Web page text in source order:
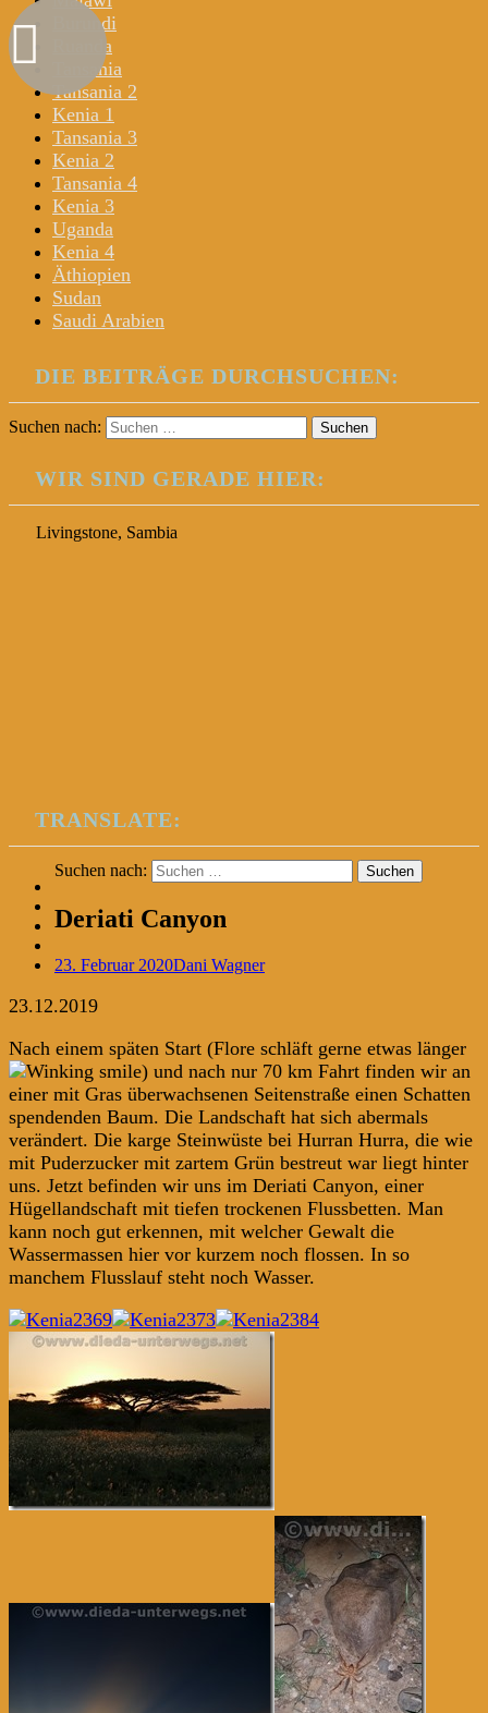
Burundi
Ruanda
Tansania
Tansania 2
Kenia 1
Tansania 3
Kenia 2
Tansania 4
Kenia 3
Uganda
Kenia 4
Äthiopien
Sudan
Saudi Arabien
DIE BEITRÄGE DURCHSUCHEN:
Suchen nach:
WIR SIND GERADE HIER:
Livingstone, Sambia
TRANSLATE:
Suchen nach:
Deriati Canyon
23. Februar 2020Dani Wagner
23.12.2019
Nach einem späten Start (Flore schläft gerne etwas länger
) und nach nur 70 km Fahrt finden wir an
einer mit Gras überwachsenen Seitenstraße einen Schatten
spendenden Baum. Die Landschaft hat sich abermals
verändert. Die karge Steinwüste bei Hurran Hurra, die wie
mit Puderzucker mit zartem Grün bestreut war liegt hinter
uns. Jetzt befinden wir uns im Deriati Canyon, einer
Hügellandschaft mit tiefen trockenen Flussbetten. Man
kann noch gut erkennen, mit welcher Gewalt die
Wassermassen hier vor kurzem noch flossen. In so
manchem Flusslauf steht noch Wasser.